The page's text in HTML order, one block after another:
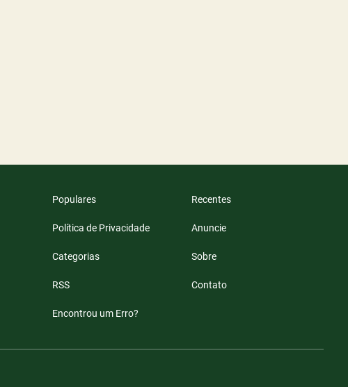
Populares Recentes
Política de Privacidade Anuncie
Categorias Sobre
RSS Contato
Encontrou um Erro?